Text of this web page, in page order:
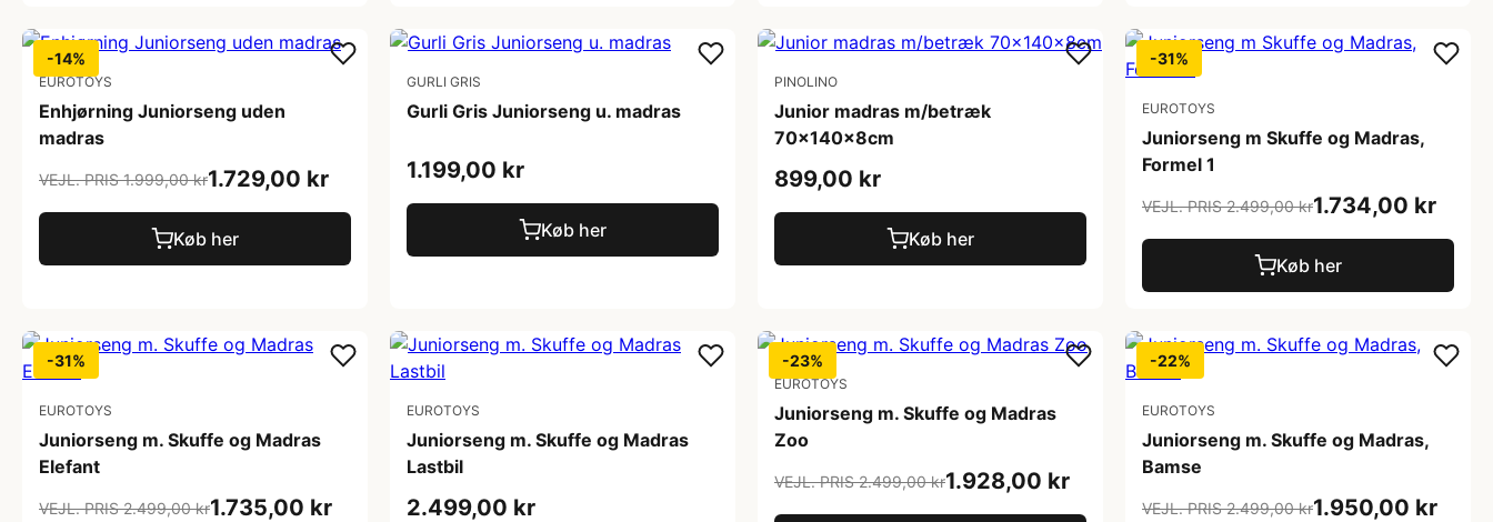
-14%
EUROTOYS
Enhjørning Juniorseng uden
madras
VEJL. PRIS 1.999,00 kr1.729,00 kr
Køb her
GURLI GRIS
Gurli Gris Juniorseng u. madras
1.199,00 kr
Køb her
PINOLINO
Junior madras m/betræk
70x140x8cm
899,00 kr
Køb her
-31%
EUROTOYS
Juniorseng m Skuffe og Madras,
Formel 1
VEJL. PRIS 2.499,00 kr1.734,00 kr
Køb her
-31%
EUROTOYS
Juniorseng m. Skuffe og Madras
Elefant
VEJL. PRIS 2.499,00 kr1.735,00 kr
EUROTOYS
Juniorseng m. Skuffe og Madras
Lastbil
2.499,00 kr
-23%
EUROTOYS
Juniorseng m. Skuffe og Madras
Zoo
VEJL. PRIS 2.499,00 kr1.928,00 kr
-22%
EUROTOYS
Juniorseng m. Skuffe og Madras,
Bamse
VEJL. PRIS 2.499,00 kr1.950,00 kr